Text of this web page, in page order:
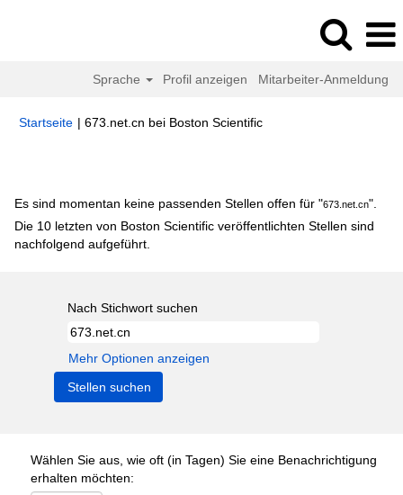
Sprache Profil anzeigen Mitarbeiter-Anmeldung
Startseite | 673.net.cn bei Boston Scientific(aktuelle
Es sind momentan keine passenden Stellen offen für "673.net.cn".
Die 10 letzten von Boston Scientific veröffentlichten Stellen sind
nachfolgend aufgeführt.
Nach Stichwort suchen
Mehr Optionen anzeigen
Wählen Sie aus, wie oft (in Tagen) Sie eine Benachrichtigung
erhalten möchten: